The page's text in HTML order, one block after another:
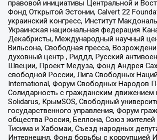
правовой инициативы Центральной и
Фонд Открытой Эстонии, Calvert 22
украинский конгресс, Институт
Украинская национальная федерация
Декабристы, Международный научный
Вильсона, Свободная пресса,
духовный центр , Риддл, Русский
Швеции, Проект Медуза, Фонд Андрея
свободной России, Лига Свободных
International, Форум Свободных Народов
Солидарность с гражданским движением
Solidarus, КрымSOS, Свободный
государственного управления, Форум
общества Россия, Беллона, Союз жителей
Тисима и Хабомаи, Съезд народных
Интернешнл, Фонд борьбы с коррупцией